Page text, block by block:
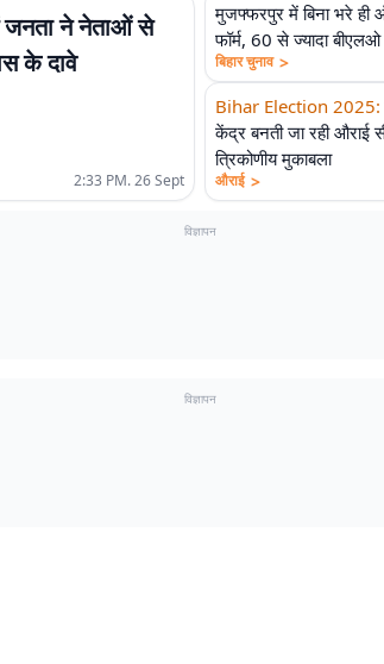
ने नेताओं से
के दावे
2:33 PM. 26 Sept
मुजफ्फरपुर में बिना भरे ही
फॉर्म, 60 से ज्यादा
बिहार चुनाव >
Bihar Election 2025:
केंद्र बनती जा रही औराई
त्रिकोणीय मुकाबला
औराई >
विज्ञापन
विज्ञापन